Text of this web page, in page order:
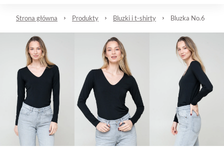
Strona główna Produkty Bluzki i t-shirty Bluzka No.6